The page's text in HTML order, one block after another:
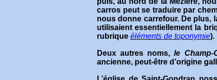
carros peut se traduire par
nous donne carrefour. De plus,
utilisaient essentiellement la
rubrique éléments de toponymie).
Deux autres noms,le Champ-
ancienne, peut-être